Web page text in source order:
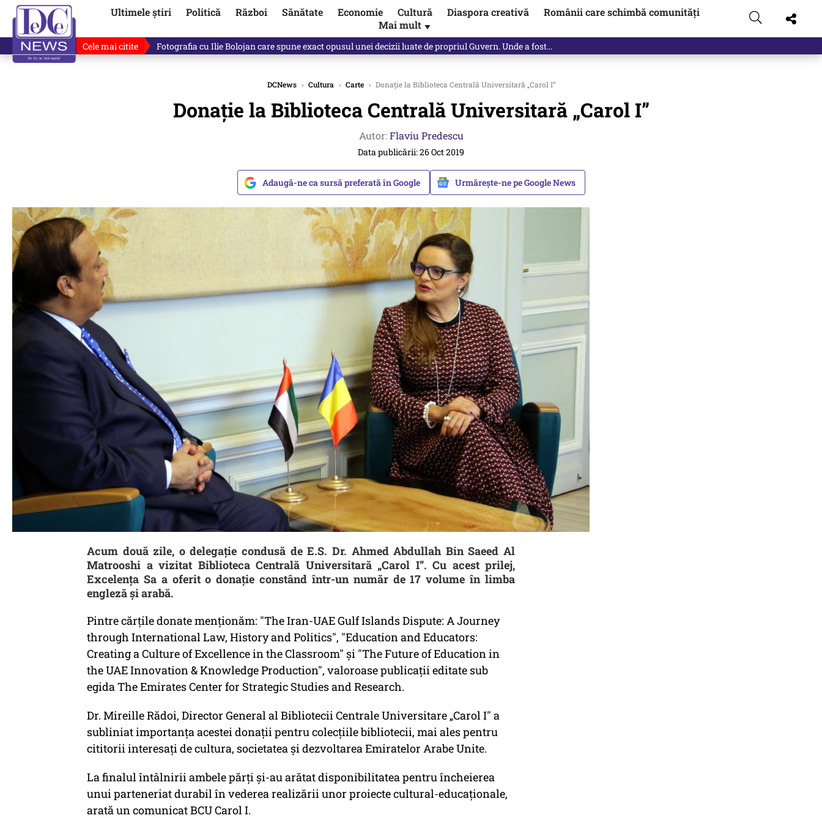
Ultimele știri Politică Război Sănătate Economie Cultură Diaspora creativă
Românii care schimbă comunități
Mai mult ▼
Cele mai citite Răzvan Dumitrescu îi cere scuze, public, lui Ilie Bolojan / video
DCNews › Cultura › Carte › Donație la Biblioteca Centrală Universitară „Carol I”
Donație la Biblioteca Centrală Universitară „Carol I”
Autor:Flaviu Predescu
Data publicării: 26 Oct 2019
Adaugă-ne ca sursă preferată în Google Urmărește-ne pe Google News
Acum două zile, o delegație condusă de E.S. Dr. Ahmed Abdullah Bin Saeed Al
Matrooshi a vizitat Biblioteca Centrală Universitară „Carol I”. Cu acest prilej,
Excelența Sa a oferit o donație constând într-un număr de 17 volume în limba
engleză și arabă.
Pintre cărţile donate menționăm: "The Iran-UAE Gulf Islands Dispute: A Journey
through International Law, History and Politics", "Education and Educators:
Creating a Culture of Excellence in the Classroom" și "The Future of Education in
the UAE Innovation & Knowledge Production", valoroase publicații editate sub
egida The Emirates Center for Strategic Studies and Research.
Dr. Mireille Rădoi, Director General al Bibliotecii Centrale Universitare „Carol I" a
subliniat importanța acestei donații pentru colecțiile bibliotecii, mai ales pentru
cititorii interesați de cultura, societatea și dezvoltarea Emiratelor Arabe Unite.
La finalul întâlnirii ambele părți și-au arătat disponibilitatea pentru încheierea
unui parteneriat durabil în vederea realizării unor proiecte cultural-educaționale,
arată un comunicat BCU Carol I.